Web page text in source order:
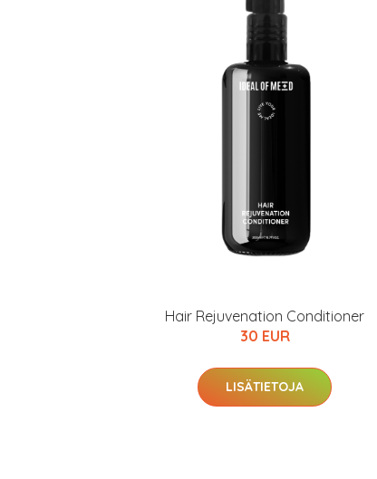
Hair Rejuvenation Conditioner
30 EUR
LISÄTIETOJA